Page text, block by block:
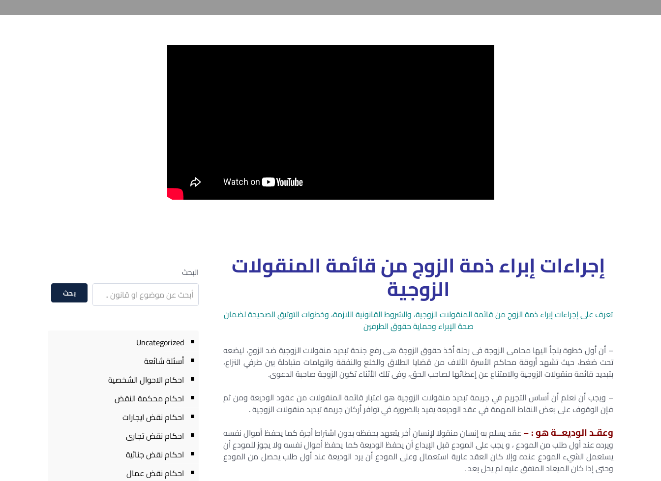
إجراءات إبراء ذمة الزوج من قائمة المنقولات
الزوجية
تعرف على إجراءات إبراء ذمة الزوج من قائمة المنقولات الزوجية، والشروط القانونية اللازمة، وخطوات التوثيق الصحيحة لضمان
صحة الإبراء وحماية حقوق الطرفين
– أن أول خطوة يلجأ اليها محامى الزوجة فى رحلة أخذ حقوق الزوجة هى رفع جنحة تبديد منقولات الزوجية ضد الزوج، ليضعه
تحت ضغط، حيث تشهد أروقة محاكم الأسرة الألاف من قضايا الطلاق والخلع والنفقة واتهامات متبادلة بين طرفي النزاع،
بتبديد قائمة منقولات الزوجية والامتناع عن إعطائها لصاحب الحق، وفى تلك الأثناء تكون الزوجة صاحبة الدعوى.
– ويجب أن نعلم أن أساس التجريم في جريمة تبديد منقولات الزوجية هو اعتبار قائمة المنقولات من عقود الوديعة ومن ثم
فإن الوقوف على بعض النقاط المهمة في عقد الوديعة يفيد بالضرورة في توافر أركان جريمة تبديد منقولات الزوجية .
وعقـد الوديعــة هو : – عقد يسلم به إنسان منقولا لإنسان أخر يتعهد بحفظه بدون اشتراط أجرة كما يحفظ أموال نفسه
ويرده عند أول طلب من المودع ، و يجب على المودع قبل الإيداع أن يحفظ الوديعة كما يحفظ أموال نفسه ولا يجوز للمودع أن
يستعمل الشيء المودع عنده وإلا كان العقد عارية استعمال وعلى المودع أن يرد الوديعة عند أول طلب يحصل من المودع
وحتى إذا كان الميعاد المتفق عليه لم يحل بعد .
البحث
بحث
Uncategorized
أسئلة شائعة
احكام الاحوال الشخصية
احكام محكمة النقض
احكام نقض ايجارات
احكام نقض تجارى
احكام نقض جنائية
احكام نقض عمال